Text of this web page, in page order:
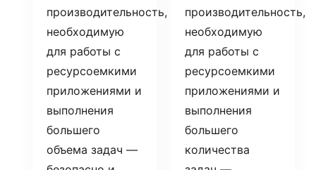
производительность,
необходимую
для работы с
ресурсоемкими
приложениями и
выполнения
большего
объема задач —
производительность,
необходимую
для работы с
ресурсоемкими
приложениями и
выполнения
большего
количества